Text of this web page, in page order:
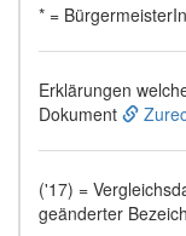
* = BürgermeisterIn
Erklärungen
Dokument
('17) =
geänderter